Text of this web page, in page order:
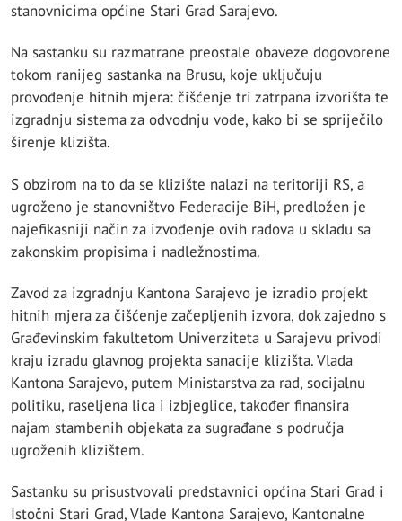
stanovnicima općine Stari Grad Sarajevo.
Na sastanku su razmatrane preostale obaveze dogovorene
tokom ranijeg sastanka na Brusu, koje uključuju
provođenje hitnih mjera: čišćenje tri zatrpana izvorišta te
izgradnju sistema za odvodnju vode, kako bi se spriječilo
širenje klizišta.
S obzirom na to da se klizište nalazi na teritoriji RS, a
ugroženo je stanovništvo Federacije BiH, predložen je
najefikasniji način za izvođenje ovih radova u skladu sa
zakonskim propisima i nadležnostima.
Zavod za izgradnju Kantona Sarajevo je izradio projekt
hitnih mjera za čišćenje začepljenih izvora, dok zajedno s
Građevinskim fakultetom Univerziteta u Sarajevu privodi
kraju izradu glavnog projekta sanacije klizišta. Vlada
Kantona Sarajevo, putem Ministarstva za rad, socijalnu
politiku, raseljena lica i izbjeglice, također finansira
najam stambenih objekata za sugrađane s područja
ugroženih klizištem.
Sastanku su prisustvovali predstavnici općina Stari Grad i
Istočni Stari Grad, Vlade Kantona Sarajevo, Kantonalne